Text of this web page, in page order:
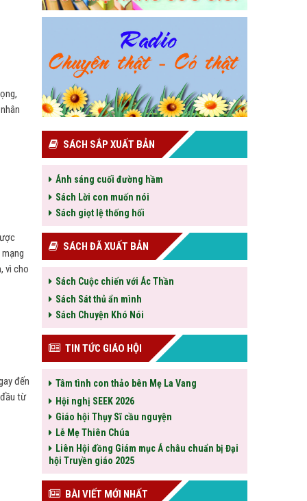
vì cho
đến
từ
SÁCH SẮP XUẤT BẢN
Ánh sáng cuối đường hầm
Sách Lời con muốn nói
Sách giọt lệ thống hối
SÁCH ĐÃ XUẤT BẢN
Sách Cuộc chiến với Ác Thần
Sách Sát thủ ẩn mình
Sách Chuyện Khó Nói
TIN TỨC GIÁO HỘI
Tâm tình con thảo bên Mẹ La Vang
Hội nghị SEEK 2026
Giáo hội Thụy Sĩ cầu nguyện
Lễ Mẹ Thiên Chúa
Liên Hội đồng Giám mục Á châu chuẩn bị Đại
hội Truyền giáo 2025
BÀI VIẾT MỚI NHẤT